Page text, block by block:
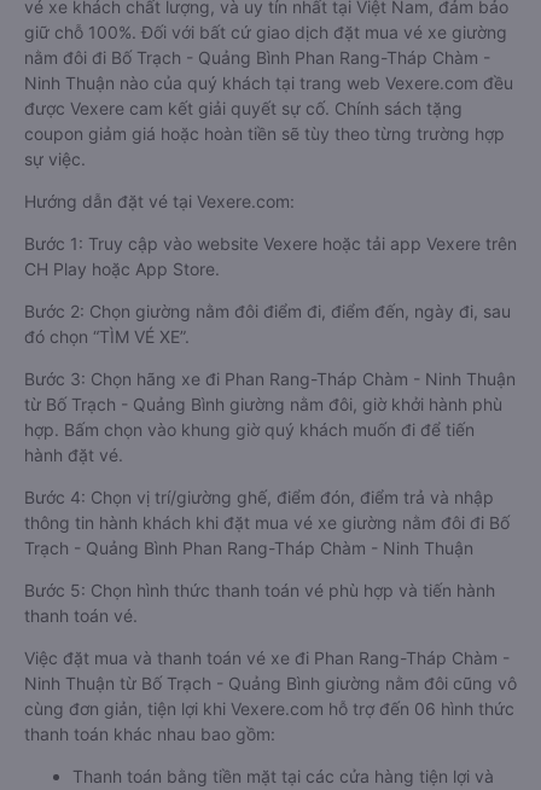
vé xe khách chất lượng, và uy tín nhất tại Việt Nam, đảm bảo
giữ chỗ 100%. Đối với bất cứ giao dịch đặt mua vé xe giường
nằm đôi đi Bố Trạch - Quảng Bình Phan Rang-Tháp Chàm -
Ninh Thuận nào của quý khách tại trang web Vexere.com đều
được Vexere cam kết giải quyết sự cố. Chính sách tặng
coupon giảm giá hoặc hoàn tiền sẽ tùy theo từng trường hợp
sự việc.
Hướng dẫn đặt vé tại Vexere.com:
Bước 1: Truy cập vào website Vexere hoặc tải app Vexere trên
CH Play hoặc App Store.
Bước 2: Chọn giường nằm đôi điểm đi, điểm đến, ngày đi, sau
đó chọn “TÌM VÉ XE”.
Bước 3: Chọn hãng xe đi Phan Rang-Tháp Chàm - Ninh Thuận
từ Bố Trạch - Quảng Bình giường nằm đôi, giờ khởi hành phù
hợp. Bấm chọn vào khung giờ quý khách muốn đi để tiến
hành đặt vé.
Bước 4: Chọn vị trí/giường ghế, điểm đón, điểm trả và nhập
thông tin hành khách khi đặt mua vé xe giường nằm đôi đi Bố
Trạch - Quảng Bình Phan Rang-Tháp Chàm - Ninh Thuận
Bước 5: Chọn hình thức thanh toán vé phù hợp và tiến hành
thanh toán vé.
Việc đặt mua và thanh toán vé xe đi Phan Rang-Tháp Chàm -
Ninh Thuận từ Bố Trạch - Quảng Bình giường nằm đôi cũng vô
cùng đơn giản, tiện lợi khi Vexere.com hỗ trợ đến 06 hình thức
thanh toán khác nhau bao gồm:
Thanh toán bằng tiền mặt tại các cửa hàng tiện lợi và